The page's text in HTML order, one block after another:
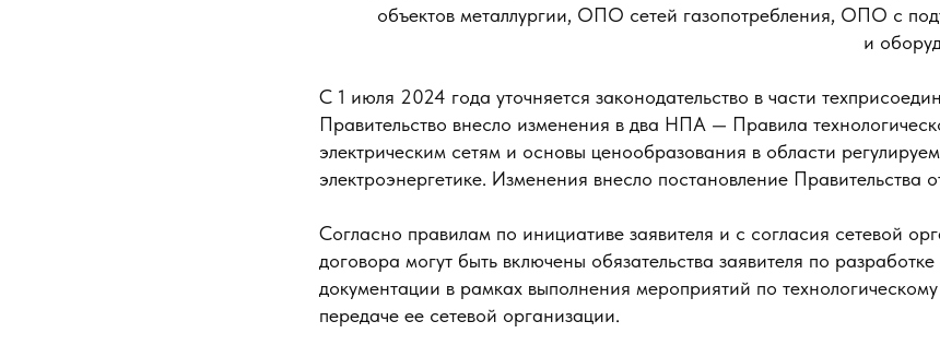
объектов металлургии, ОПО сетей газопотребления, ОПО с
и
С 1 июля 2024 года уточняется законодательство в части
Правительство внесло изменения в два НПА — Правила
электрическим сетям и основы ценообразования в области
электроэнергетике. Изменения внесло постановление
Согласно правилам по инициативе заявителя и с согласия сетевой
договора могут быть включены обязательства заявителя по
документации в рамках выполнения мероприятий по
передаче ее сетевой организации.